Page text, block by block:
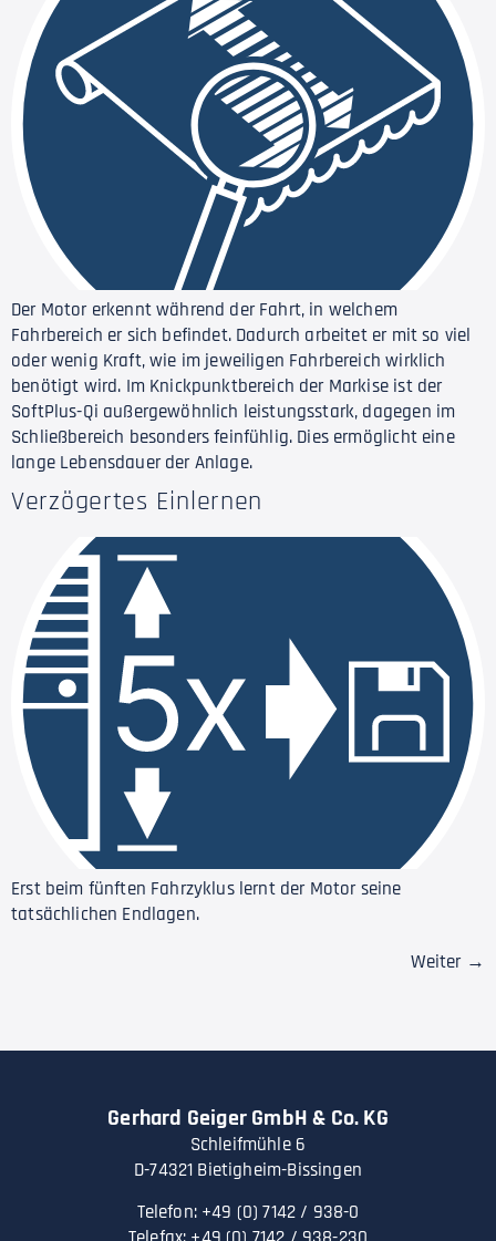
Der Motor erkennt während der Fahrt, in welchem
Fahrbereich er sich befindet. Dadurch arbeitet er mit so viel
oder wenig Kraft, wie im jeweiligen Fahrbereich wirklich
benötigt wird. Im Knickpunktbereich der Markise ist der
SoftPlus-Qi außergewöhnlich leistungsstark, dagegen im
Schließbereich besonders feinfühlig. Dies ermöglicht eine
lange Lebensdauer der Anlage.
Verzögertes Einlernen
Erst beim fünften Fahrzyklus lernt der Motor seine
tatsächlichen Endlagen.
Weiter →
Gerhard Geiger GmbH & Co. KG
Schleifmühle 6
D-74321 Bietigheim-Bissingen
Telefon: +49 (0) 7142 / 938-0